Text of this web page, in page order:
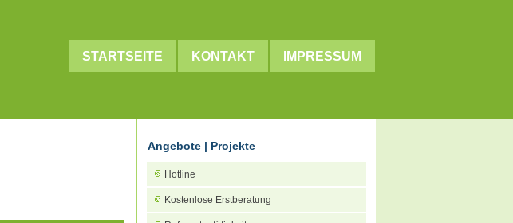
STARTSEITE KONTAKT IMPRESSUM
Angebote | Projekte
Hotline
Kostenlose Erstberatung